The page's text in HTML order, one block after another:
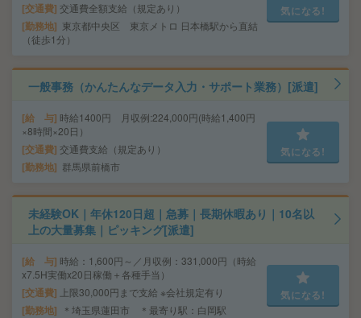
交通費 交通費全額支給（規定あり）
勤務地
東京都中央区 東京メトロ 日本橋駅から直結
（徒歩1分）
気になる!
一般事務（かんたんなデータ入力・サポート業務）[派遣]
給 与 時給1400円 月収例:224,000円(時給1,400円
×8時間×20日）
交通費 交通費支給（規定あり）
勤務地 群馬県前橋市
気になる!
未経験OK｜年休120日超｜急募｜長期休暇あり｜10名以
上の大量募集｜ピッキング[派遣]
給 与 時給：1,600円～／月収例：331,000円（時給
x7.5H実働x20日稼働＋各種手当）
交通費 上限30,000円まで支給 ※会社規定有り
勤務地 ＊埼玉県蓮田市 ＊最寄り駅：白岡駅
気になる!